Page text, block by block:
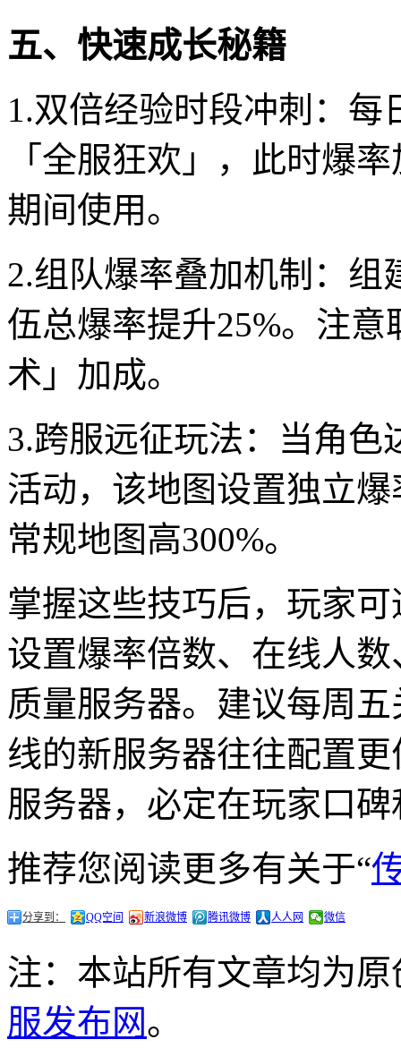
五、快速成长秘籍
1.双倍经验时段冲刺：每
「全服狂欢」，此时爆
期间使用。
2.组队爆率叠加机制：组
伍总爆率提升25%。注
术」加成。
3.跨服远征玩法：当角色
活动，该地图设置独立
常规地图高300%。
掌握这些技巧后，玩家
设置爆率倍数、在线人
质量服务器。建议每周
线的新服务器往往配置
服务器，必定在玩家口
推荐您阅读更多有关于“
分享到： QQ空间 新浪微博 腾讯微博 人人网 微信
注：本站所有文章均为
服发布网。